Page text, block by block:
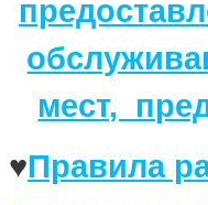
мест,
♥Правила